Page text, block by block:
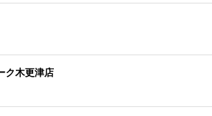
ク木更津店